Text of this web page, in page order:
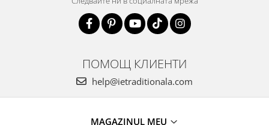
ПОМОЩ КЛИЕНТИ
help@ietraditionala.com
MAGAZINUL MEU